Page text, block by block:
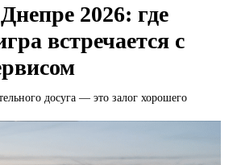
2026: где
встречается с
досуга — это залог хорошего